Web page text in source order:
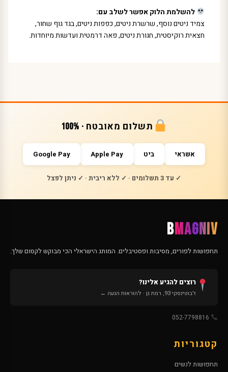
להשלמת הלוק אפשר לשלב עם:
צמיד ניטים נוסף, שרשרת ניטים, כפפות ניטים, בגד גוף שחור,
חצאית רוקיסטית, חגורת ניטים, פאה דרמטית ועדשות מיוחדות.
תשלום מאובטח · 100%
אשראי ביט Apple Pay
Google Pay
✓ עד 3 תשלומים · ✓ ללא ריבית · ✓ ניתן לפצל
BMAGNIV
תחפושות לפורים, מסיבות ופסטיבלים. המותג הישראלי הכי מבוקש לקסום שלך.
רוצים להגיע אלינו?
ז'בוטינסקי 93, רמת גן · להוראות הגעה ←
קטגוריות
תחפושות לנשים